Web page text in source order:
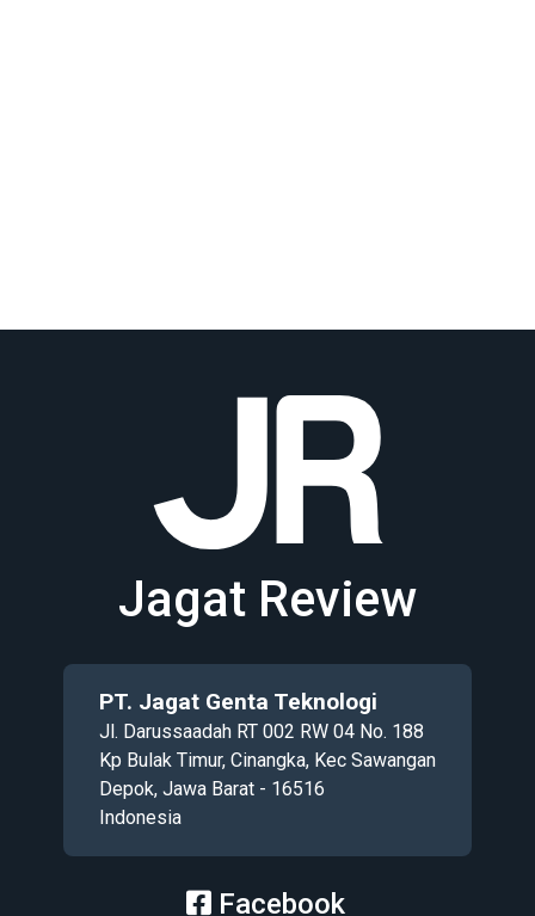
Jagat Review
PT. Jagat Genta Teknologi
Jl. Darussaadah RT 002 RW 04 No. 188
Kp Bulak Timur, Cinangka, Kec Sawangan
Depok, Jawa Barat - 16516
Indonesia
Facebook